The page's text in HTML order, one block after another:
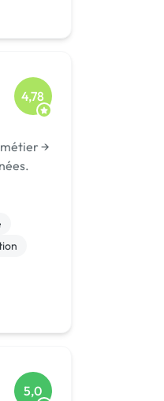
4,78
→
5,0